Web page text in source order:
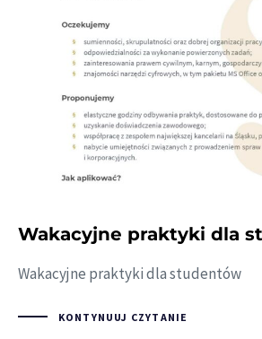
Wakacyjne praktyki dla
Wakacyjne praktyki dla studentów
KONTYNUUJ CZYTANIE